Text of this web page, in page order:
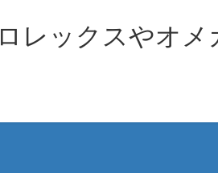
ロレックスやオ